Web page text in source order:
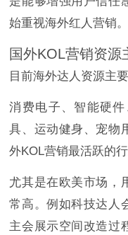
始重视海外红人营销。
国外KOL营销资源
目前海外达人资源主
消费电子、智能硬
具、运动健身、宠物
外KOL营销最活跃的行
尤其是在欧美市场，
常高。例如科技达人
主会展示空间改造过